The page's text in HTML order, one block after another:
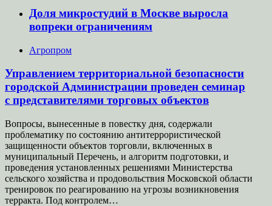
Доля микростудий в Москве выросла
вопреки ограничениям
Агропром
Управлением территориальной безопасности
городской Администрации проведен семинар
с представителями торговых объектов
Вопросы, вынесенные в повестку дня, содержали
проблематику по состоянию антитеррористической
защищенности объектов торговли, включенных в
муниципальный Перечень, и алгоритм подготовки, и
проведения установленных решениями Министерства
сельского хозяйства и продовольствия Московской области
тренировок по реагированию на угрозы возникновения
терракта. Под контролем…